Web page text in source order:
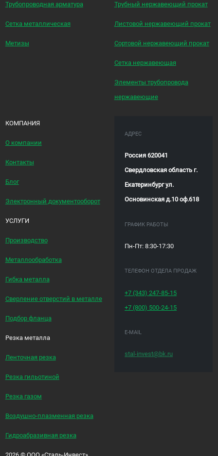
Трубопроводная арматура
Сетка металлическая
Метизы
Трубный нержавеющий прокат
Листовой нержавеющий прокат
Сортовой нержавеющий прокат
Сетка нержавеющая
Элементы трубопровода
нержавеющие
КОМПАНИЯ
О компании
Контакты
Блог
Электронный документооборот
УСЛУГИ
Производство
Металлообработка
Гибка металла
Сверление отверстий в металле
Подбор фланца
Резка металла
Ленточная резка
Резка гильотиной
Резка газом
Воздушно-плазменная резка
Гидроабразивная резка
АДРЕС
Россия 620041
Свердловская область г.
Екатеринбург ул.
Основинская д.10 оф.618
ГРАФИК РАБОТЫ
Пн-Пт: 8:30-17:30
ТЕЛЕФОН ОТДЕЛА ПРОДАЖ
+7 (343) 247-85-15
+7 (800) 500-24-15
E-MAIL
stal-invest@bk.ru